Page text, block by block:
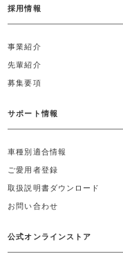
採用情報
事業紹介
先輩紹介
募集要項
サポート情報
車種別適合情報
ご愛用者登録
取扱説明書ダウンロード
お問い合わせ
公式オンラインストア